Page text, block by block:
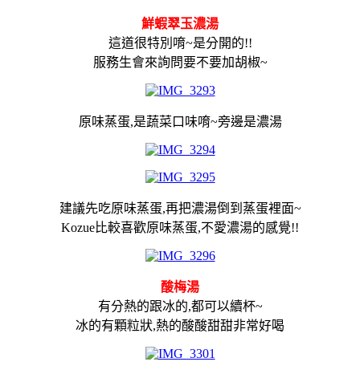
鮮蝦翠玉濃湯
這道很特別唷~是分開的!!
服務生會來詢問要不要加胡椒~
原味蒸蛋,是蔬菜口味唷~旁邊是濃湯
建議先吃原味蒸蛋,再把濃湯倒到蒸蛋裡面~
Kozue比較喜歡原味蒸蛋,不愛濃湯的感覺!!
酸梅湯
有分熱的跟冰的,都可以續杯~
冰的有顆粒狀,熱的酸酸甜甜非常好喝